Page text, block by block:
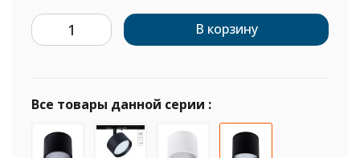
В корзину
Все товары данной серии :